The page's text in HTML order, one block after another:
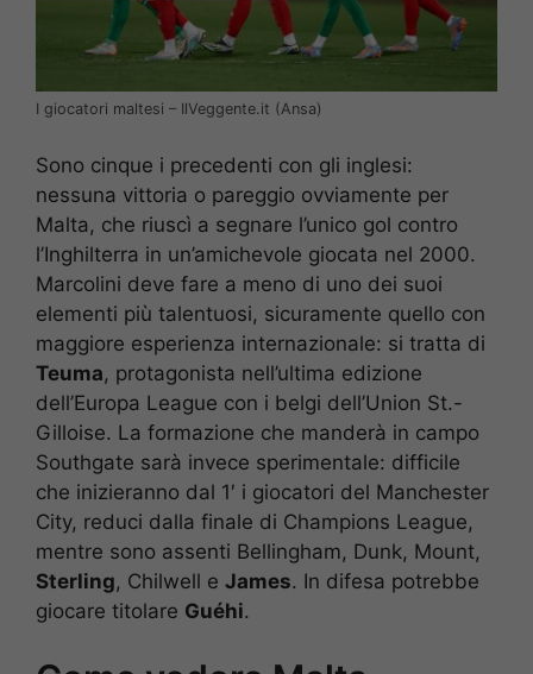
I giocatori maltesi – IlVeggente.it (Ansa)
Sono cinque i precedenti con gli inglesi:
nessuna vittoria o pareggio ovviamente per
Malta, che riuscì a segnare l’unico gol contro
l’Inghilterra in un’amichevole giocata nel 2000.
Marcolini deve fare a meno di uno dei suoi
elementi più talentuosi, sicuramente quello con
maggiore esperienza internazionale: si tratta di
Teuma, protagonista nell’ultima edizione
dell’Europa League con i belgi dell’Union St.-
Gilloise. La formazione che manderà in campo
Southgate sarà invece sperimentale: difficile
che inizieranno dal 1′ i giocatori del Manchester
City, reduci dalla finale di Champions League,
mentre sono assenti Bellingham, Dunk, Mount,
Sterling, Chilwell e James. In difesa potrebbe
giocare titolare Guéhi.